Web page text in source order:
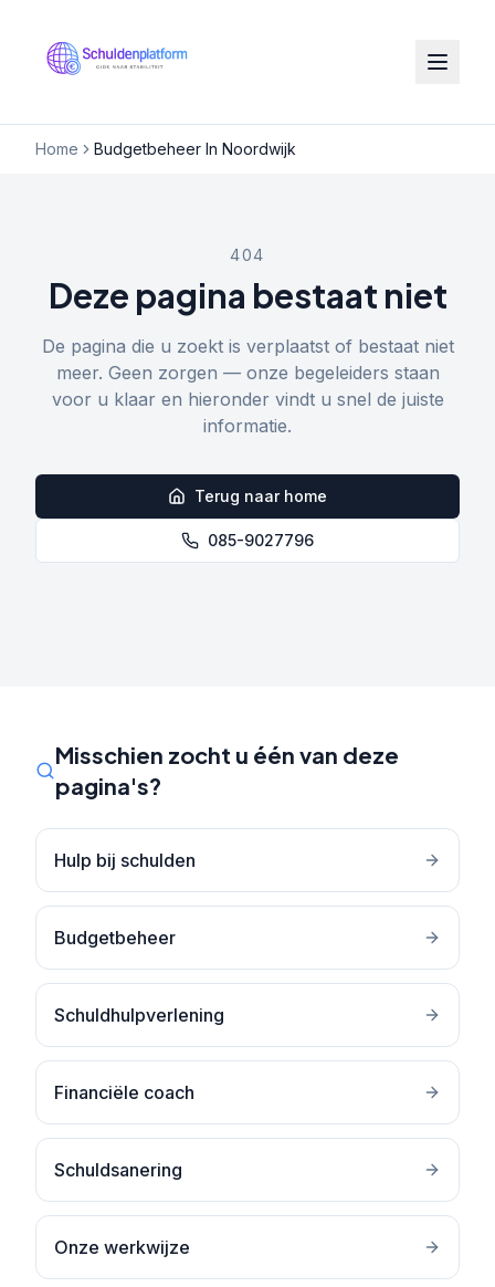
Home Budgetbeheer In Noordwijk
404
Deze pagina bestaat niet
De pagina die u zoekt is verplaatst of bestaat niet
meer. Geen zorgen — onze begeleiders staan
voor u klaar en hieronder vindt u snel de juiste
informatie.
Terug naar home
085-9027796
Misschien zocht u één van deze
pagina's?
Hulp bij schulden
Budgetbeheer
Schuldhulpverlening
Financiële coach
Schuldsanering
Onze werkwijze